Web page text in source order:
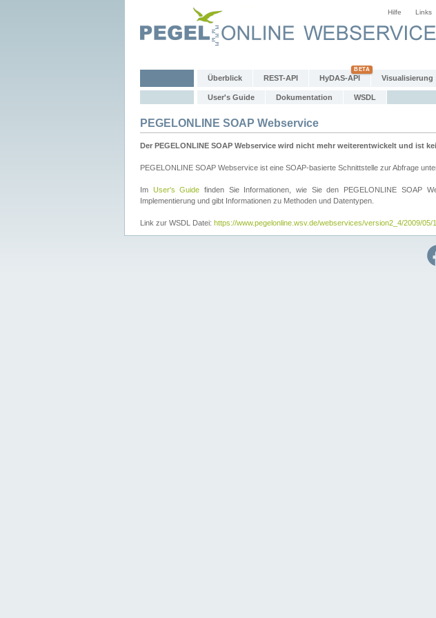
Hilfe Links
Überblick REST-API HyDAS-API Visualisierung
User's Guide Dokumentation WSDL
PEGELONLINE SOAP Webservice
Der PEGELONLINE SOAP Webservice wird nicht mehr weiterentwickelt und ist
PEGELONLINE SOAP Webservice ist eine SOAP-basierte Schnittstelle zur Abfrage
Im User's Guide finden Sie Informationen, wie Sie den PEGELONLINE SOAP
Implementierung und gibt Informationen zu Methoden und Datentypen.
Link zur WSDL Datei: https://www.pegelonline.wsv.de/webservices/version2_4/2009/05/